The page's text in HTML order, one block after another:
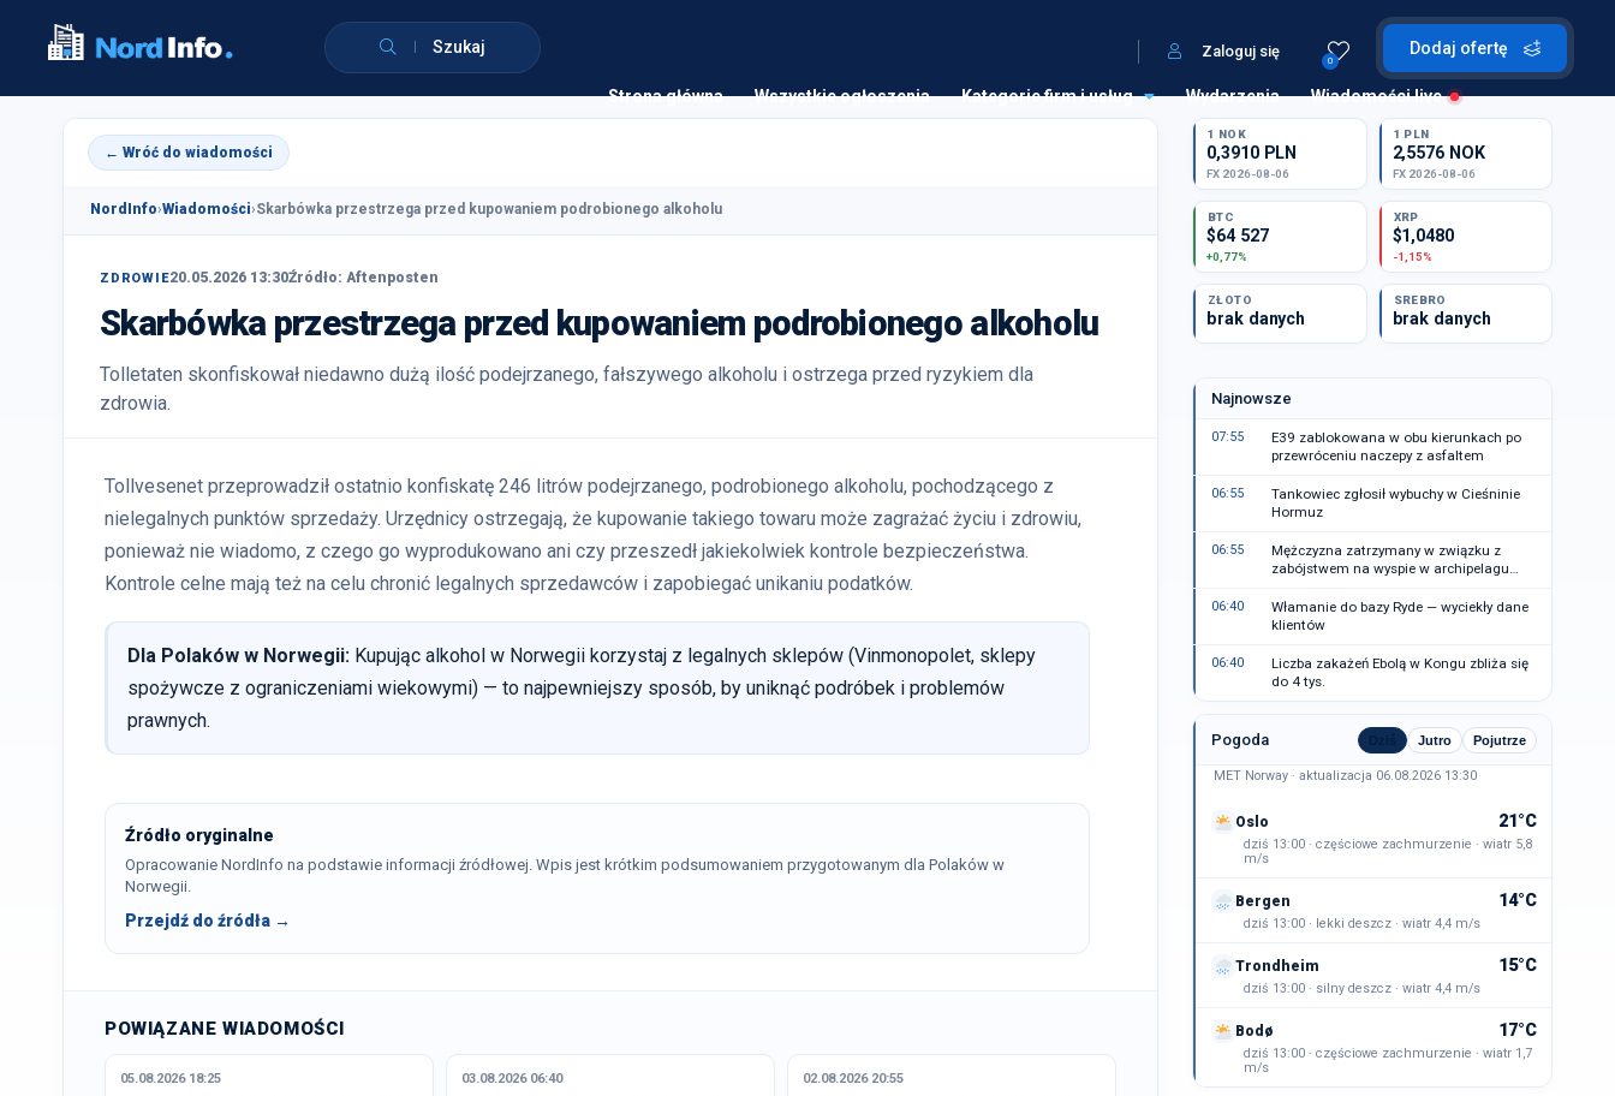
Szukaj Dodaj ofertę
0
Zaloguj się
Strona główna Wszystkie ogłoszenia Kategorie firm i usług Wydarzenia Wiadomości live
← Wróć do wiadomości
NordInfo›Wiadomości›Skarbówka przestrzega przed kupowaniem podrobionego alkoholu
ZDROWIE20.05.2026 13:30Źródło: Aftenposten
Skarbówka przestrzega przed kupowaniem podrobionego alkoholu
Tolletaten skonfiskował niedawno dużą ilość podejrzanego, fałszywego alkoholu i ostrzega przed ryzykiem dla
zdrowia.
Tollvesenet przeprowadził ostatnio konfiskatę 246 litrów podejrzanego, podrobionego alkoholu, pochodzącego z
nielegalnych punktów sprzedaży. Urzędnicy ostrzegają, że kupowanie takiego towaru może zagrażać życiu i zdrowiu,
ponieważ nie wiadomo, z czego go wyprodukowano ani czy przeszedł jakiekolwiek kontrole bezpieczeństwa.
Kontrole celne mają też na celu chronić legalnych sprzedawców i zapobiegać unikaniu podatków.
Dla Polaków w Norwegii: Kupując alkohol w Norwegii korzystaj z legalnych sklepów (Vinmonopolet, sklepy
spożywcze z ograniczeniami wiekowymi) — to najpewniejszy sposób, by uniknąć podróbek i problemów
prawnych.
Źródło oryginalne
Opracowanie NordInfo na podstawie informacji źródłowej. Wpis jest krótkim podsumowaniem przygotowanym dla Polaków w
Norwegii.
Przejdź do źródła →
POWIĄZANE WIADOMOŚCI
05.08.2026 18:25 03.08.2026 06:40 02.08.2026 20:55
1 NOK
0,3910 PLN
FX 2026-08-06
1 PLN
2,5576 NOK
FX 2026-08-06
BTC
$64 527
+0,77%
XRP
$1,0480
-1,15%
ZŁOTO
brak danych
SREBRO
brak danych
Najnowsze
07:55
E39 zablokowana w obu kierunkach po
przewróceniu naczepy z asfaltem
06:55
Tankowiec zgłosił wybuchy w Cieśninie
Hormuz
06:55
Mężczyzna zatrzymany w związku z
zabójstwem na wyspie w archipelagu
06:40
Włamanie do bazy Ryde — wyciekły dane
klientów
06:40
Liczba zakażeń Ebolą w Kongu zbliża się
do 4 tys.
Pogoda Dziś Jutro Pojutrze
MET Norway · aktualizacja 06.08.2026 13:30
Oslo 21°C
dziś 13:00 · częściowe zachmurzenie · wiatr 5,8
m/s
Bergen 14°C
dziś 13:00 · lekki deszcz · wiatr 4,4 m/s
Trondheim 15°C
dziś 13:00 · silny deszcz · wiatr 4,4 m/s
Bodø 17°C
dziś 13:00 · częściowe zachmurzenie · wiatr 1,7
m/s